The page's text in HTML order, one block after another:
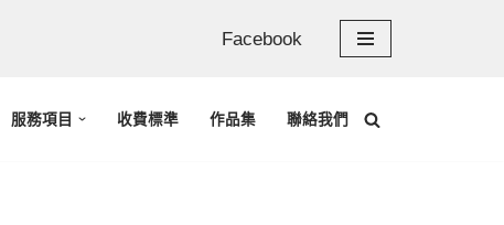
Facebook
服務項目 收費標準 作品集 聯絡我們